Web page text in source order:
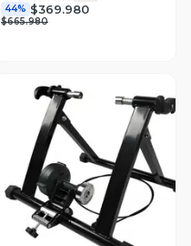
44% $369.980
$665.980